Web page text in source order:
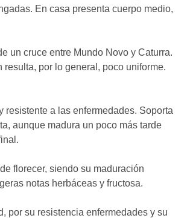
En casa presenta cuerpo medio,
un cruce entre Mundo Novo y Caturra.
por lo general, poco uniforme.
resistente a las enfermedades. Soporta
aunque madura un poco más tarde
florecer, siendo su maduración
notas herbáceas y fructosa.
por su resistencia enfermedades y su